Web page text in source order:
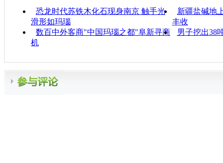
恐龙时代苏铁木化石现身南京 触手光
滑形如玛瑙
新疆盐碱地
丰收
数百中外客商"中国玛瑙之都"阜新寻商
机
男子挖出38